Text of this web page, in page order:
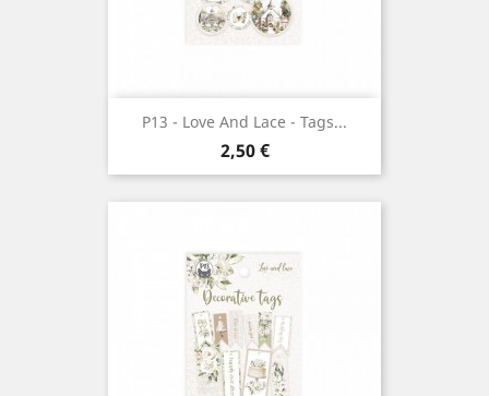
P13 - Love And Lace - Tags...
Prix
2,50 €